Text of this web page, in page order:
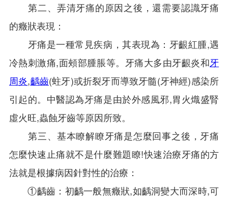
第二、弄清牙痛的原因之後，還需要認識牙痛
的癥狀表現：
牙痛是一種常見疾病，其表現為：牙齦紅腫,遇
冷熱刺激痛,面頰部腫脹等。牙痛大多由牙齦炎和牙
周炎,齲齒(蛀牙)或折裂牙而導致牙髓(牙神經)感染所
引起的。中醫認為牙痛是由於外感風邪,胃火熾盛腎
虛火旺,蟲蝕牙齒等原因所致。
第三、基本瞭解瞭牙痛是怎麼回事之後，牙痛
怎麼快速止痛就不是什麼難題瞭!快速治療牙痛的方
法就是根據病因針對性的治療：
①齲齒：初齲一般無癥狀,如齲洞變大而深時,可